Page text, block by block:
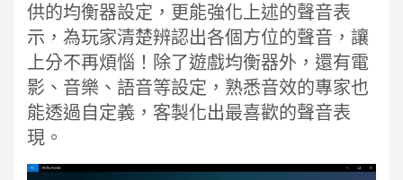
供的均衡器設定，更能強化上述的聲音表
示，為玩家清楚辨認出各個方位的聲音，讓
上分不再煩惱！除了遊戲均衡器外，還有電
影、音樂、語音等設定，熟悉音效的專家也
能透過自定義，客製化出最喜歡的聲音表
現。